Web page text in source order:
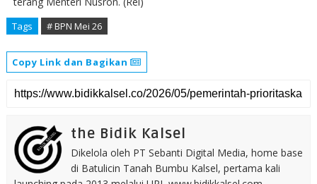
Tags # BPN Mei 26
Copy Link dan Bagikan
the Bidik Kalsel
Dikelola oleh PT Sebanti Digital Media, home base
di Batulicin Tanah Bumbu Kalsel, pertama kali